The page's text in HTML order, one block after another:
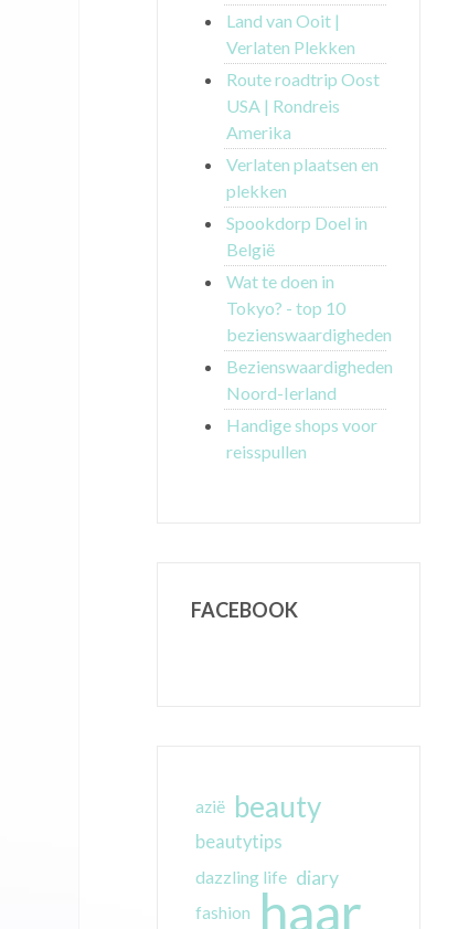
Land van Ooit |
Verlaten Plekken
Route roadtrip Oost
USA | Rondreis
Amerika
Verlaten plaatsen en
plekken
Spookdorp Doel in
België
Wat te doen in
Tokyo? - top 10
bezienswaardigheden
Bezienswaardigheden
Noord-Ierland
Handige shops voor
reisspullen
FACEBOOK
azië beauty
beautytips
dazzling life diary
fashion haar